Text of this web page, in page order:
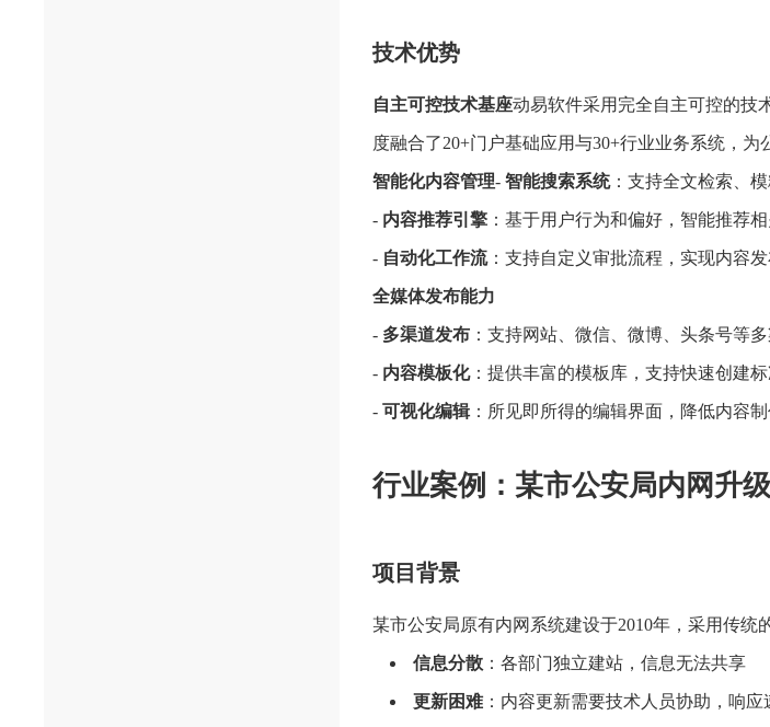
技术优势
自主可控技术基座动易软件采用完全自主可控的技
度融合了20+门户基础应用与30+行业业务系统，为
智能化内容管理- 智能搜索系统：支持全文检索、
- 内容推荐引擎 ：基于用户行为和偏好，智能推荐
- 自动化工作流：支持自定义审批流程，实现内容
全媒体发布能力
- 多渠道发布 ：支持网站、微信、微博、头条号等
- 内容模板化：提供丰富的模板库，支持快速创建
- 可视化编辑：所见即所得的编辑界面，降低内容
行业案例：某市公安局内网升
项目背景
某市公安局原有内网系统建设于2010年，采用传统
信息分散 ：各部门独立建站，信息无法共享
更新困难：内容更新需要技术人员协助，响应